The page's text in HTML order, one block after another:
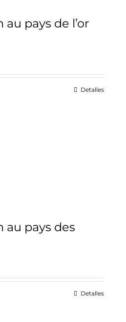
pays de l’or
Detalles
au pays des
Detalles